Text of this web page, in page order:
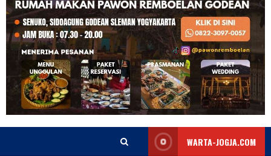
WARTA-JOGJA.COM